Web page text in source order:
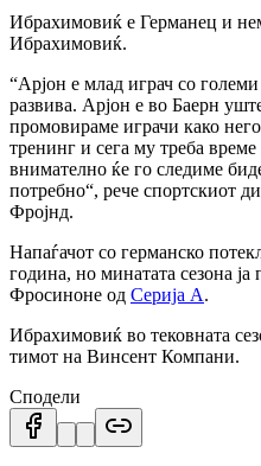
Ибрахимовиќ е Германец и
Ибрахимовиќ.
“Арјон е млад играч со
развива. Арјон е во Баерн
промовираме играчи како
тренинг и сега му треба
внимателно ќе го следиме
потребно“, рече спортскиот
Фројнд.
Напаѓачот со германско
година, но минатата сезона
Фросиноне од Серија А.
Ибрахимовиќ во тековната
тимот на Винсент Компани.
Сподели